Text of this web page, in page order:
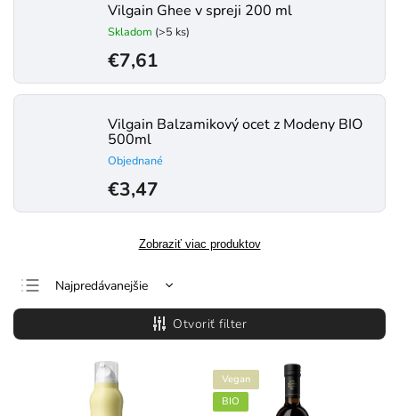
Vilgain Ghee v spreji 200 ml
Skladom (>5 ks)
€7,61
Vilgain Balzamikový ocet z Modeny BIO
500ml
Objednané
€3,47
Zobraziť viac produktov
Najpredávanejšie
Najlacnejšie
Najdrahšie
Abecedne
Otvoriť filter
Vegan
BIO